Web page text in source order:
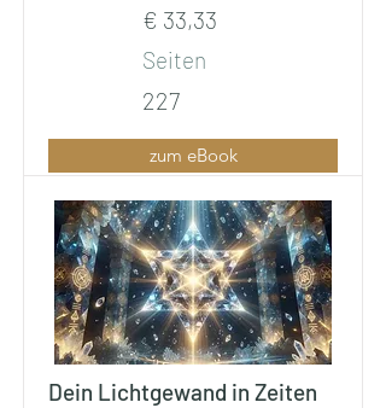
€ 33,33
Seiten
227
zum eBook
Dein Lichtgewand in Zeiten